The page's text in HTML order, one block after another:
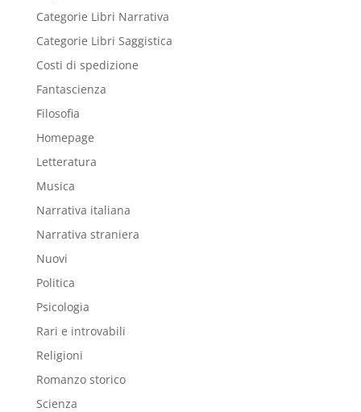
Categorie Libri Narrativa
Categorie Libri Saggistica
Costi di spedizione
Fantascienza
Filosofia
Homepage
Letteratura
Musica
Narrativa italiana
Narrativa straniera
Nuovi
Politica
Psicologia
Rari e introvabili
Religioni
Romanzo storico
Scienza